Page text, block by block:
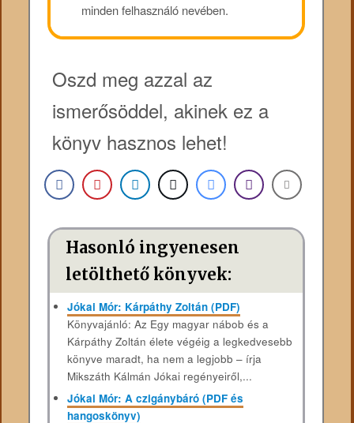
minden felhasználó nevében.
Oszd meg azzal az
ismerősöddel, akinek ez a
könyv hasznos lehet!
Hasonló ingyenesen
letölthető könyvek:
Jókai Mór: Kárpáthy Zoltán (PDF)
Könyvajánló: Az Egy magyar nábob és a
Kárpáthy Zoltán élete végéig a legkedvesebb
könyve maradt, ha nem a legjobb – írja
Mikszáth Kálmán Jókai regényeiről,...
Jókai Mór: A czigánybáró (PDF és
hangoskönyv)